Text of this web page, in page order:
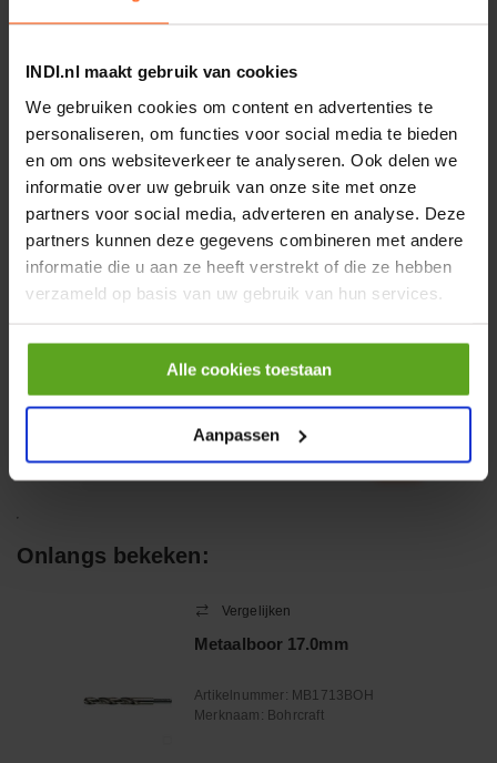
INDI.nl maakt gebruik van cookies
We gebruiken cookies om content en advertenties te
personaliseren, om functies voor social media te bieden
en om ons websiteverkeer te analyseren. Ook delen we
informatie over uw gebruik van onze site met onze
partners voor social media, adverteren en analyse. Deze
partners kunnen deze gegevens combineren met andere
informatie die u aan ze heeft verstrekt of die ze hebben
verzameld op basis van uw gebruik van hun services.
Alle cookies toestaan
Aanpassen
4mm x Ø17mm
Merknaam:Baltrotors
€ 19,99
incl. BTW
− +
HP 12 MOTOR B14 380VAC
0,25KW
Artikelnummer:OK9HPA1240
Merknaam:Emmegi
€ 32,50
− +
Onlangs bekeken:
Vergelijken
Metaalboor 17.0mm
Artikelnummer: MB1713BOH
Merknaam: Bohrcraft